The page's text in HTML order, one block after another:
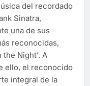
del recordado
Sinatra,
una de sus
reconocidas,
the Night’. A
ello, el reconocido
integral de la